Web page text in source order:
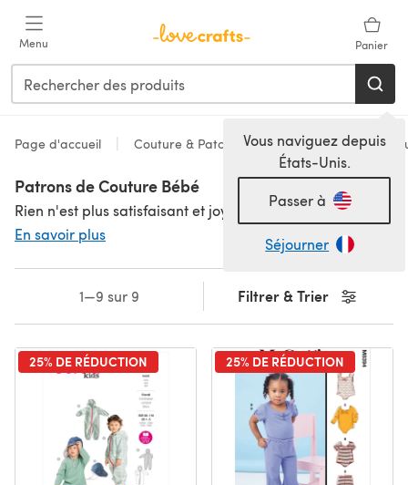
Menu Panier
Vous naviguez depuis
États-Unis.
Passer à
Séjourner
Page d'accueil Couture & Patchwork Modèles
Patrons de Couture Bébé
En savoir plus
Filtrer & Trier
1—9 sur 9
25% DE RÉDUCTION 25% DE RÉDUCTION